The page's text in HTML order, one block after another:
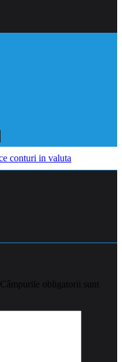
Câmpurile obligatorii sunt